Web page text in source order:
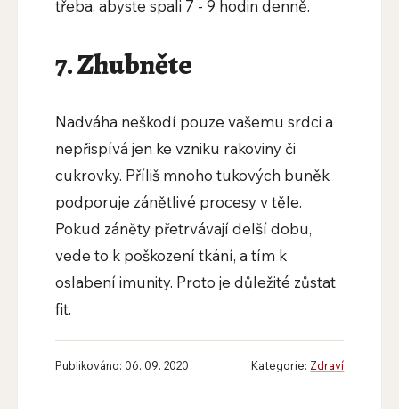
třeba, abyste spali 7 - 9 hodin denně.
7. Zhubněte
Nadváha neškodí pouze vašemu srdci a
nepřispívá jen ke vzniku rakoviny či
cukrovky. Příliš mnoho tukových buněk
podporuje zánětlivé procesy v těle.
Pokud záněty přetrvávají delší dobu,
vede to k poškození tkání, a tím k
oslabení imunity. Proto je důležité zůstat
fit.
Publikováno: 06. 09. 2020 Kategorie: Zdraví